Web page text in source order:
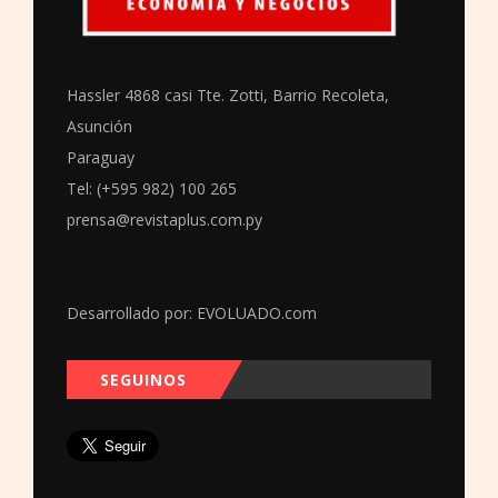
Hassler 4868 casi Tte. Zotti, Barrio Recoleta,
Asunción
Paraguay
Tel: (+595 982) 100 265
prensa@revistaplus.com.py
Desarrollado por: EVOLUADO.com
SEGUINOS